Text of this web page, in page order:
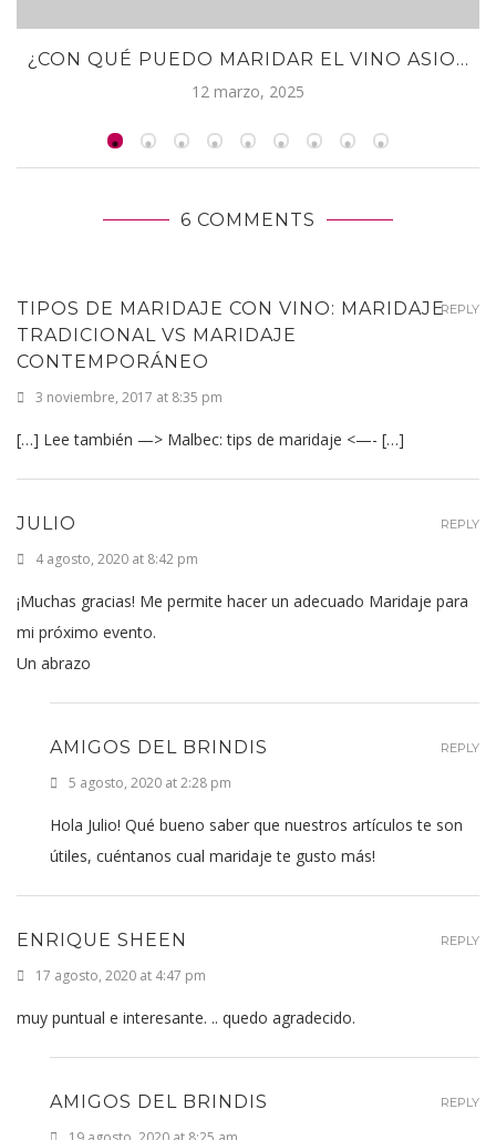
¿CON QUÉ PUEDO MARIDAR EL VINO ASIO...
12 marzo, 2025
6 COMMENTS
TIPOS DE MARIDAJE CON VINO: MARIDAJE
TRADICIONAL VS MARIDAJE
CONTEMPORÁNEO
3 noviembre, 2017 at 8:35 pm
[…] Lee también —> Malbec: tips de maridaje <—- […]
REPLY
JULIO
4 agosto, 2020 at 8:42 pm
¡Muchas gracias! Me permite hacer un adecuado Maridaje para
mi próximo evento.
Un abrazo
REPLY
AMIGOS DEL BRINDIS
5 agosto, 2020 at 2:28 pm
Hola Julio! Qué bueno saber que nuestros artículos te son
útiles, cuéntanos cual maridaje te gusto más!
REPLY
ENRIQUE SHEEN
17 agosto, 2020 at 4:47 pm
muy puntual e interesante. .. quedo agradecido.
REPLY
AMIGOS DEL BRINDIS REPLY